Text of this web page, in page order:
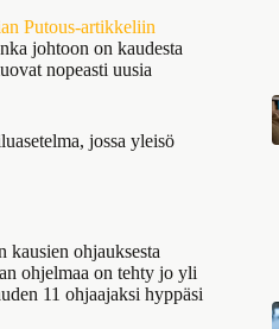
Putous-artikkeliin
johtoon on kaudesta
nopeasti uusia
jossa yleisö
kausien ohjauksesta
ohjelmaa on tehty jo yli
11 ohjaajaksi hyppäsi